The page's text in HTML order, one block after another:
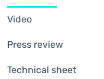
Video
Press review
Technical sheet